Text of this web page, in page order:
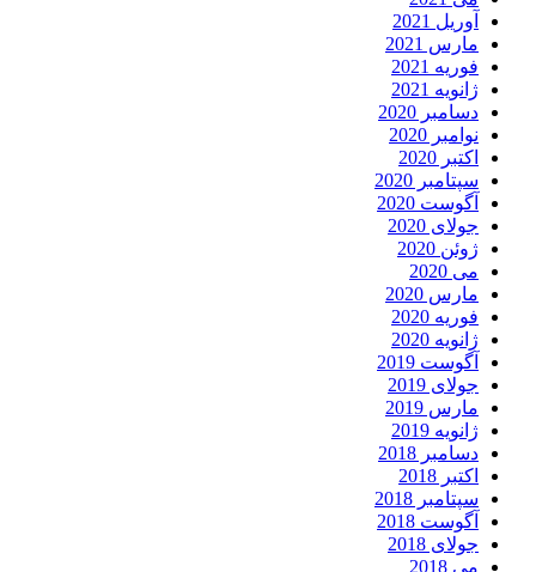
آوریل 2021
مارس 2021
فوریه 2021
ژانویه 2021
دسامبر 2020
نوامبر 2020
اکتبر 2020
سپتامبر 2020
آگوست 2020
جولای 2020
ژوئن 2020
می 2020
مارس 2020
فوریه 2020
ژانویه 2020
آگوست 2019
جولای 2019
مارس 2019
ژانویه 2019
دسامبر 2018
اکتبر 2018
سپتامبر 2018
آگوست 2018
جولای 2018
می 2018